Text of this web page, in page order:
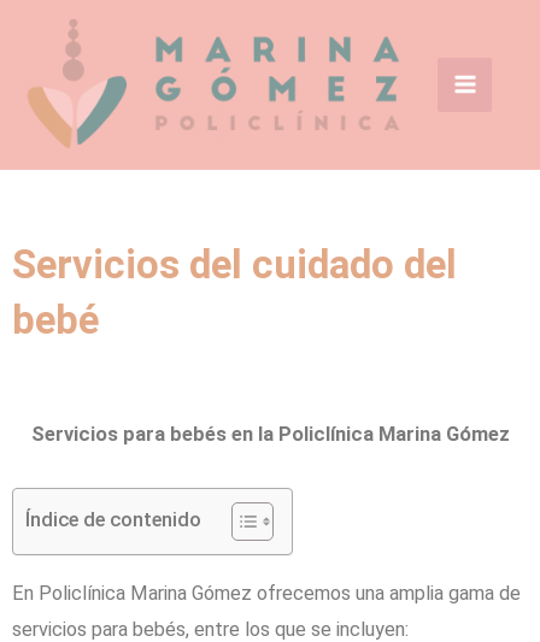
contenido
Menu
Servicios del cuidado del
bebé
Servicios para bebés en la Policlínica Marina Gómez
Índice de contenido
En Policlínica Marina Gómez ofrecemos una amplia gama de
servicios para bebés, entre los que se incluyen: